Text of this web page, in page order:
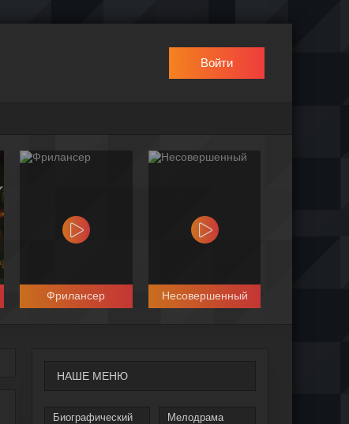
Войти
Фрилансер Несовершенный
НАШЕ МЕНЮ
Биографический Мелодрама